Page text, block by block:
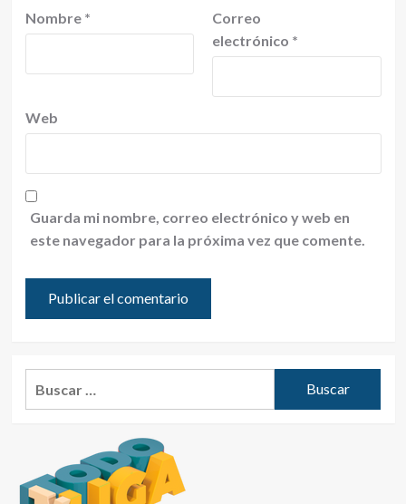
Nombre *
Correo
electrónico *
Web
Guarda mi nombre, correo electrónico y web en
este navegador para la próxima vez que comente.